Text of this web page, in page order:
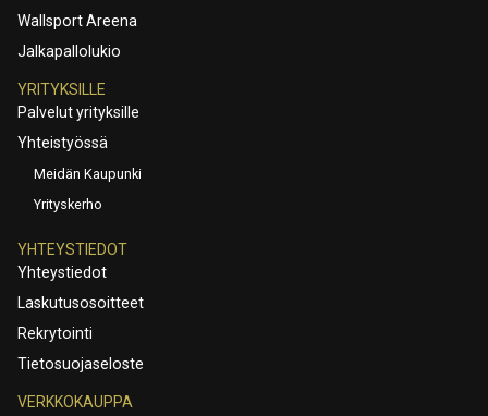
Wallsport Areena
Jalkapallolukio
YRITYKSILLE
Palvelut yrityksille
Yhteistyössä
Meidän Kaupunki
Yrityskerho
YHTEYSTIEDOT
Yhteystiedot
Laskutusosoitteet
Rekrytointi
Tietosuojaseloste
VERKKOKAUPPA